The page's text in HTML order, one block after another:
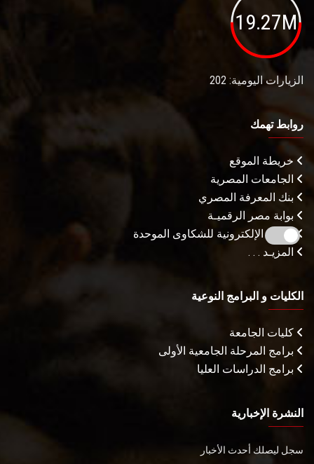
19.27M
الزيارات اليومية: 202
روابط تهمك
خريطة الموقع
الجامعات المصرية
بنك المعرفة المصري
بوابة مصر الرقميـة
البوابة الإلكترونية للشكاوى الموحدة
المزيـد . . .
الكليات و البرامج النوعية
كليات الجامعة
برامج المرحلة الجامعية الأولى
برامج الدراسات العليا
النشرة الإخبارية
سجل ليصلك أحدث الأخبار